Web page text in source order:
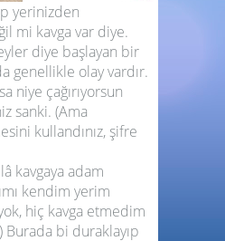
yerinizden
mi kavga var diye.
diye başlayan bir
genellikle olay vardır.
niye çağırıyorsun
sanki. (Ama
kullandınız, şifre
kavgaya adam
kendim yerim
hiç kavga etmedim
Burada bi duraklayıp